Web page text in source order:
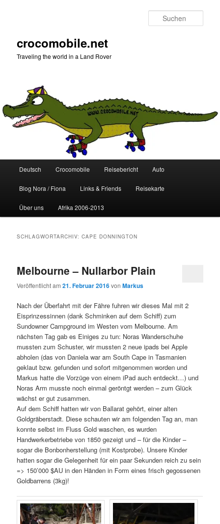
crocomobile.net
Traveling the world in a Land Rover
Deutsch Crocomobile Reisebericht Auto
Blog Nora / Fiona Links & Friends Reisekarte
Über uns Afrika 2006-2013
SCHLAGWORTARCHIV:CAPE DONNINGTON
Melbourne – Nullarbor Plain
Veröffentlicht am21. Februar 2016vonMarkus
Nach der Überfahrt mit der Fähre fuhren wir dieses Mal mit 2
Eisprinzessinnen (dank Schminken auf dem Schiff) zum
Sundowner Campground im Westen vom Melbourne. Am
nächsten Tag gab es Einiges zu tun: Noras Wanderschuhe
mussten zum Schuster, wir mussten 2 neue ipads bei Apple
abholen (das von Daniela war am South Cape in Tasmanien
geklaut bzw. gefunden und sofort mitgenommen worden und
Markus hatte die Vorzüge von einem iPad auch entdeckt…) und
Noras Arm musste noch einmal geröntgt werden – zum Glück
wächst er gut zusammen.
Auf dem Schiff hatten wir von Ballarat gehört, einer alten
Goldgräberstadt. Diese schauten wir am folgenden Tag an, man
konnte selbst im Fluss Gold waschen, es wurden
Handwerkerbetriebe von 1850 gezeigt und – für die Kinder –
sogar die Bonbonherstellung (mit Kostprobe). Unsere Kinder
hatten sogar die Gelegenheit für ein paar Sekunden reich zu sein
=> 150’000 $AU in den Händen in Form eines frisch gegossenen
Goldbarrens (3kg)!